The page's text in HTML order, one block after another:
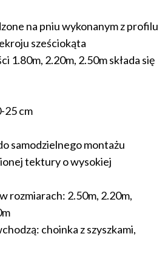
na pniu wykonanym z profilu
sześciokąta
1.80m, 2.20m, 2.50m składa się
25 cm
samodzielnego montażu
tektury o wysokiej
rozmiarach: 2.50m, 2.20m,
choinka z szyszkami,